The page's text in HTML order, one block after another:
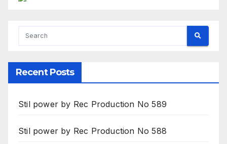
Recent Posts
Stil power by Rec Production No 589
Stil power by Rec Production No 588